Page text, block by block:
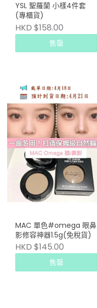
YSL 聖羅蘭 小樣4件套
(專櫃貨)
HKD $158.00
售罄
MAC 單色#omega 眼鼻
影修容神器1.5g(免稅貨)
HKD $145.00
售罄